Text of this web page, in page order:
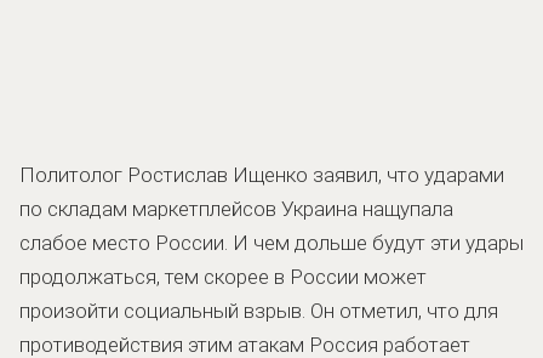
Политолог Ростислав Ищенко заявил, что ударами
по складам маркетплейсов Украина нащупала
слабое место России. И чем дольше будут эти удары
продолжаться, тем скорее в России может
произойти социальный взрыв. Он отметил, что для
противодействия этим атакам Россия работает